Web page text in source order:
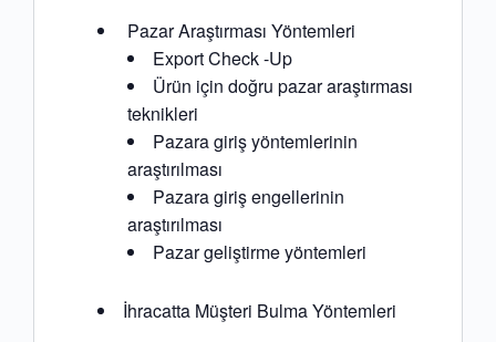
Pazar Araştırması Yöntemleri
Export Check -Up
Ürün için doğru pazar araştırması
teknikleri
Pazara giriş yöntemlerinin
araştırılması
Pazara giriş engellerinin
araştırılması
Pazar geliştirme yöntemleri
İhracatta Müşteri Bulma Yöntemleri